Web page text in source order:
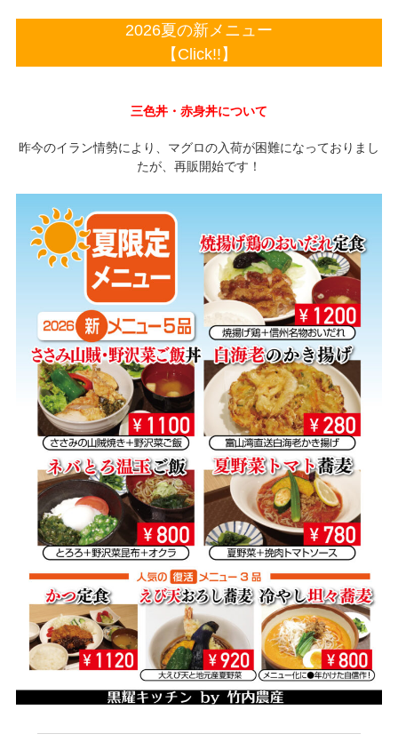
2026夏の新メニュー
【Click!!】
三色丼・赤身丼について
昨今のイラン情勢により、マグロの入荷が困難になっておりまし
たが、再販開始です！